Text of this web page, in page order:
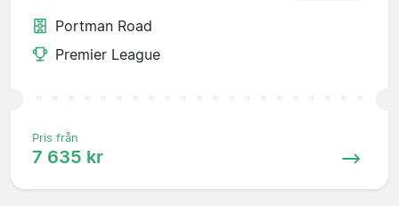
Portman Road
Premier League
Pris från
7 635 kr